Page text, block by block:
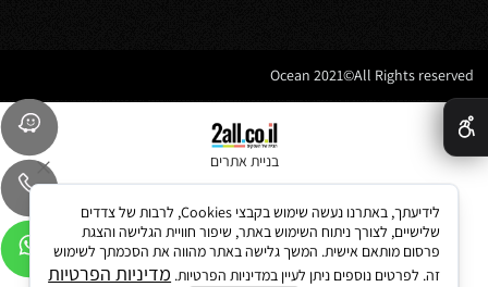
בניית אתרים
לידיעתך, באתרנו נעשה שימוש בקבצי Cookies, לרבות של צדדים
שלישיים, לצורך ניתוח השימוש באתר, שיפור חוויית הגלישה והצגת
פרסום מותאם אישית. המשך גלישה באתר מהווה את הסכמתך לשימוש
זה. לפרטים נוספים ניתן לעיין במדיניות הפרטיות. מדיניות הפרטיות